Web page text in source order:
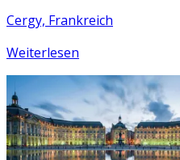
Cergy, Frankreich
Weiterlesen